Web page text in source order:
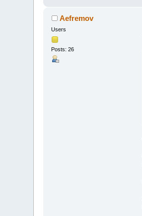
Aefremov
Users
Posts: 26